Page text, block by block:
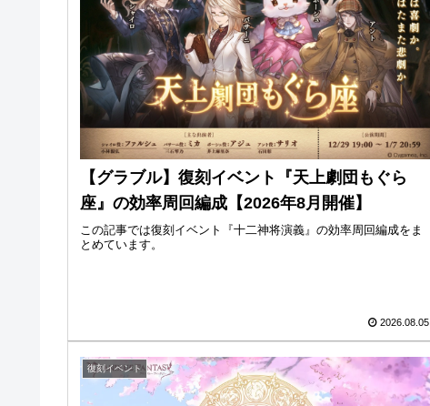
【グラブル】復刻イベント『天上劇団もぐら
座』の効率周回編成【2026年8月開催】
この記事では復刻イベント『十二神将演義』の効率周回編成をま
とめています。
2026.08.05
復刻イベント